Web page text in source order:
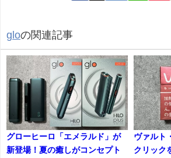
gloの関連記事
グローヒーロ「エメラルド」が
新登場！夏の癒しがコンセプト
ヴァルト
クリック